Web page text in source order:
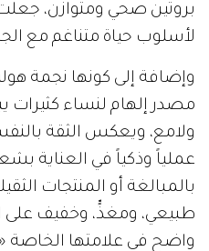
بروتين صحي ومتوازن،
لأسلوب حياة متناغم مع
وإضافة إلى كونها نجمة
مصدر إلهام لنساء
ولامع، ويعكس الثقة
عملياً وذكياً في العناية
بالمبالغة أو المنتجات
طبيعي، ومغذٍّ، وخفيف